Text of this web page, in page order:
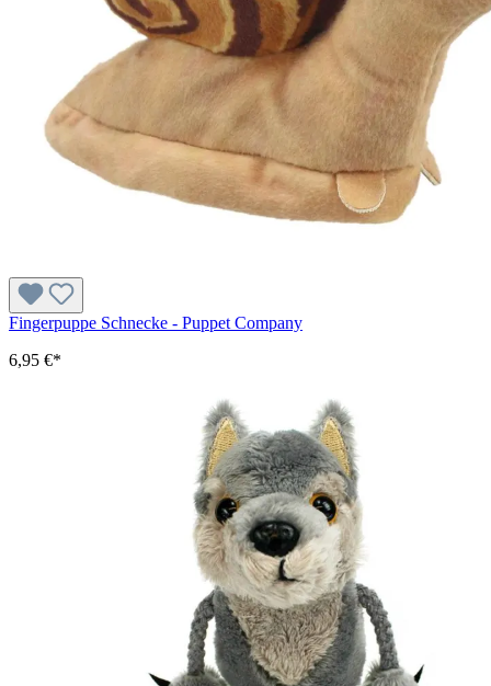
Fingerpuppe Schnecke - Puppet Company
6,95 €*